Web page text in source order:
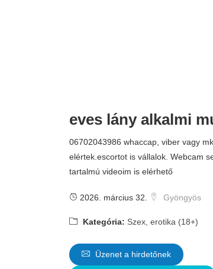
eves lány alkalmi
06702043986 whaccap, viber vagy
elértek.escortot is vállalok. Webcam
tartalmú videoim is elérhető
2026. március 32. Gyöngyös
Kategória: Szex, erotika (18+)
Üzenet a hirdetőnek